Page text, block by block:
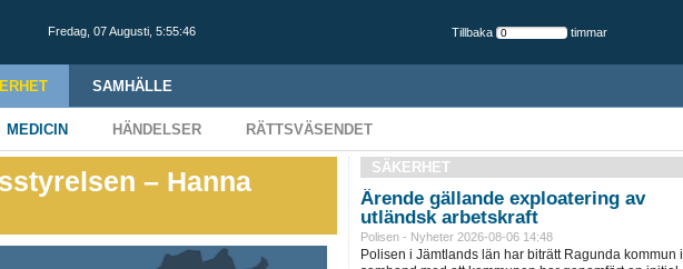
Fredag, 07 Augusti, 5:55:47 Tillbaka timmar
SAMHÄLLE
MEDICIN HÄNDELSER RÄTTSVÄSENDET
– Hanna
SÄKERHET
Ärende gällande exploatering av
utländsk arbetskraft
Polisen - Nyheter 2026-08-06 14:48
Polisen i Jämtlands län har biträtt Ragunda kommun i